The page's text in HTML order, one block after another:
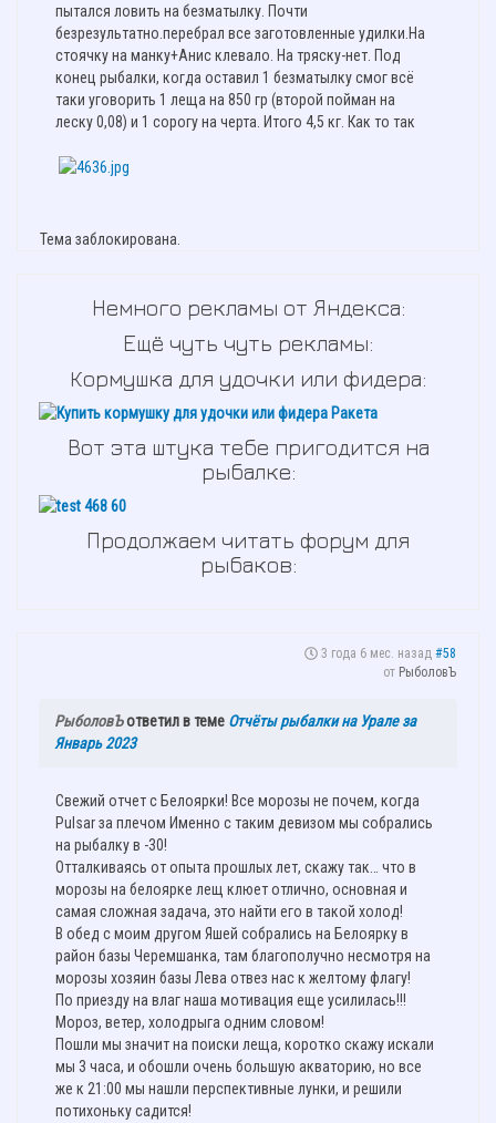
пытался ловить на безматылку. Почти
безрезультатно.перебрал все заготовленные удилки.На
стоячку на манку+Анис клевало. На тряску-нет. Под
конец рыбалки, когда оставил 1 безматылку смог всё
таки уговорить 1 леща на 850 гр (второй пойман на
леску 0,08) и 1 сорогу на черта. Итого 4,5 кг. Как то так
Тема заблокирована.
Немного рекламы от Яндекса:
Ещё чуть чуть рекламы:
Кормушка для удочки или фидера:
Вот эта штука тебе пригодится на
рыбалке:
Продолжаем читать форум для
рыбаков:
3 года 6 мес. назад #58
от РыболовЪ
РыболовЪответил в теме Отчёты рыбалки на Урале за
Январь 2023
Свежий отчет с Белоярки! Все морозы не почем, когда
Pulsar за плечом Именно с таким девизом мы собрались
на рыбалку в -30!
Отталкиваясь от опыта прошлых лет, скажу так… что в
морозы на белоярке лещ клюет отлично, основная и
самая сложная задача, это найти его в такой холод!
В обед с моим другом Яшей собрались на Белоярку в
район базы Черемшанка, там благополучно несмотря на
морозы хозяин базы Лева отвез нас к желтому флагу!
По приезду на влаг наша мотивация еще усилилась!!!
Мороз, ветер, холодрыга одним словом!
Пошли мы значит на поиски леща, коротко скажу искали
мы 3 часа, и обошли очень большую акваторию, но все
же к 21:00 мы нашли перспективные лунки, и решили
потихоньку садится!